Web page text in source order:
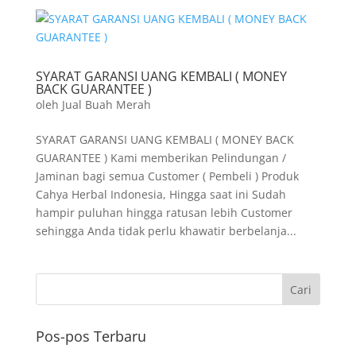
SYARAT GARANSI UANG KEMBALI ( MONEY
BACK GUARANTEE )
oleh Jual Buah Merah
SYARAT GARANSI UANG KEMBALI ( MONEY BACK
GUARANTEE ) Kami memberikan Pelindungan /
Jaminan bagi semua Customer ( Pembeli ) Produk
Cahya Herbal Indonesia, Hingga saat ini Sudah
hampir puluhan hingga ratusan lebih Customer
sehingga Anda tidak perlu khawatir berbelanja...
Pos-pos Terbaru